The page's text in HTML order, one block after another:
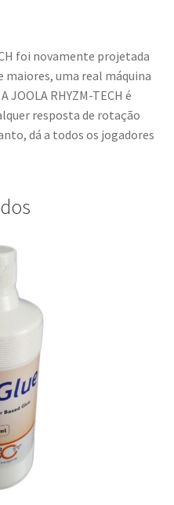
foi novamente projetada
uma real máquina
RHYZM-TECH é
resposta de rotação
dá a todos os jogadores